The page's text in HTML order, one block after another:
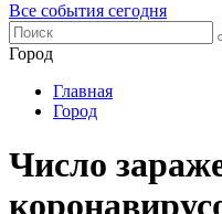
Все события сегодня
Город
Главная
Город
Число